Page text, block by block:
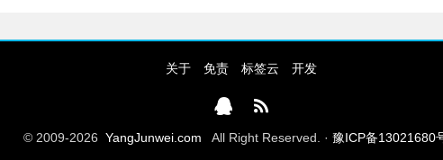
关于 免责 标签云 开发
© 2009-2026 YangJunwei.com All Right Reserved. · 豫ICP备13021680